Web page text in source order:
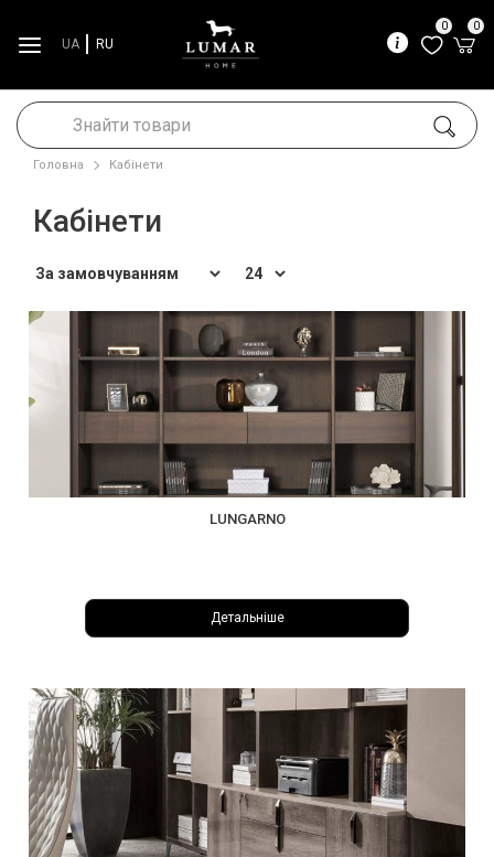
UA RU
0 0
Головна Кабінети
Кабінети
LUNGARNO
Детальніше